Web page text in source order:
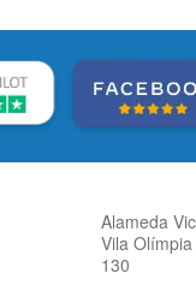
Alameda
Vila
130